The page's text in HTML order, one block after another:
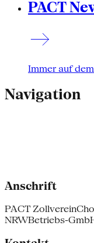
PACT
Immer auf
Navigation
Anschrift
PACT Zollverein
NRWBetriebs-